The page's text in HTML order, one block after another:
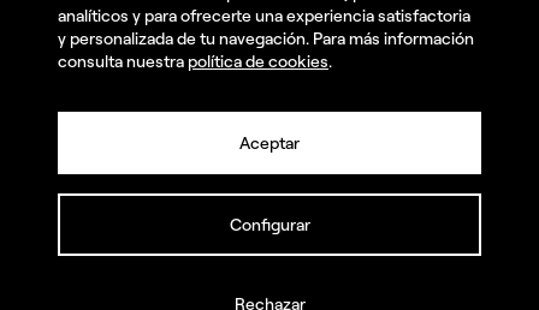
Contact
Instagram
Facebook
© summa.es Todos los derechos reservados.
analíticos y para ofrecerte una experiencia satisfactoria
y personalizada de tu navegación. Para más información
consulta nuestra política de cookies.
Aceptar
Configurar
Rechazar